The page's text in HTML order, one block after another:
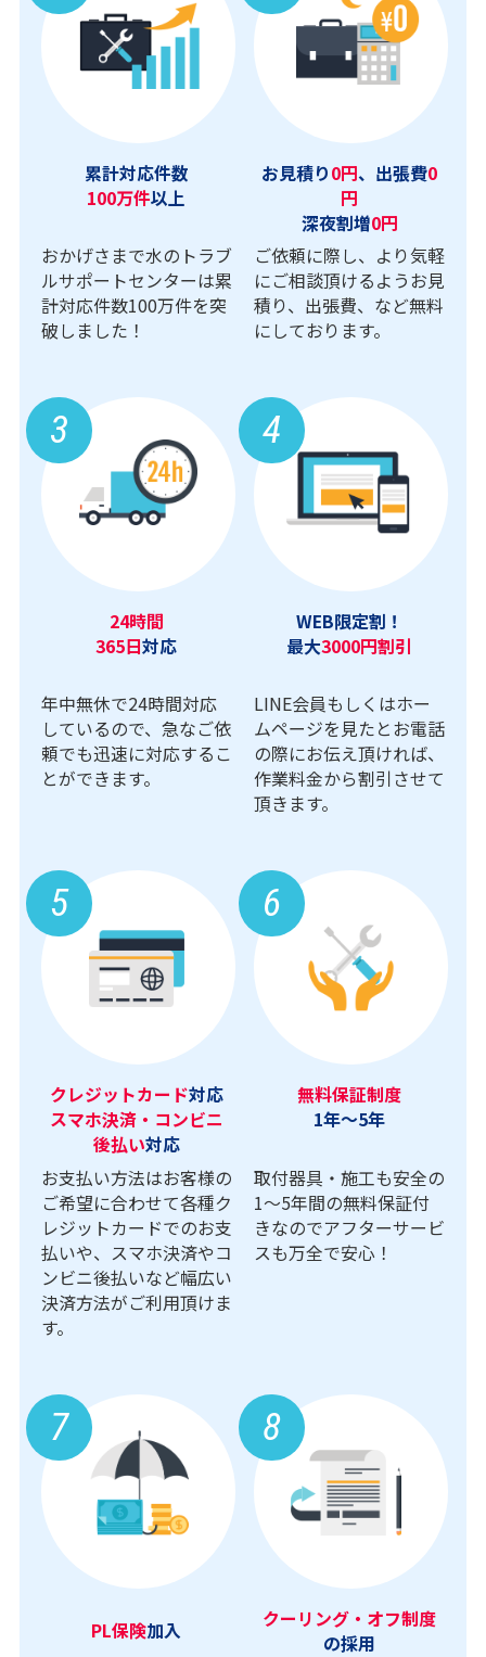
累計対応件数
100万件以上
おかげさまで水のトラブ
ルサポートセンターは累
計対応件数100万件を突
破しました！
お見積り0円、出張費0
円
深夜割増0円
ご依頼に際し、より気軽
にご相談頂けるようお見
積り、出張費、など無料
にしております。
3
24時間
365日対応
年中無休で24時間対応
しているので、急なご依
頼でも迅速に対応するこ
とができます。
4
WEB限定割！
最大3000円割引
LINE会員もしくはホー
ムページを見たとお電話
の際にお伝え頂ければ、
作業料金から割引させて
頂きます。
5
クレジットカード対応
スマホ決済・コンビニ
後払い対応
お支払い方法はお客様の
ご希望に合わせて各種ク
レジットカードでのお支
払いや、スマホ決済やコ
ンビニ後払いなど幅広い
決済方法がご利用頂けま
す。
6
無料保証制度
1年～5年
取付器具・施工も安全の
1〜5年間の無料保証付
きなのでアフターサービ
スも万全で安心！
7
PL保険加入
8
クーリング・オフ制度
の採用